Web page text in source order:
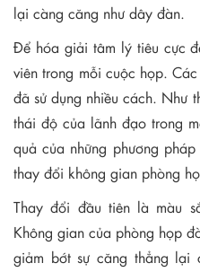
lại càng căng như dây đàn.
Để hóa giải tâm lý tiêu cực
viên trong mỗi cuộc họp.
đã sử dụng nhiều cách. Như
thái độ của lãnh đạo trong
quả của những phương
thay đổi không gian phòng
Thay đổi đầu tiên là màu
Không gian của phòng họp
giảm bớt sự căng thẳng lại